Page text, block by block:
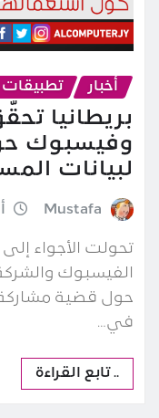
أخبار تطبيقات
بريطانيا
وفيسبوك
لبيانات
Mustafa
تحولت الأجواء إلى
الفيسبوك
حول قضية مشاركة
في…
.. تابع القراءة